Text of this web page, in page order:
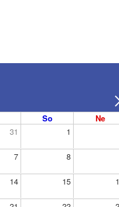
So
Ne
31 1
7 8
14 15